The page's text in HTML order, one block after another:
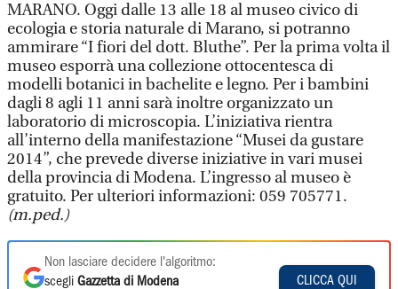
MARANO. Oggi dalle 13 alle 18 al museo civico di
ecologia e storia naturale di Marano, si potranno
ammirare “I fiori del dott. Bluthe”. Per la prima volta il
museo esporrà una collezione ottocentesca di
modelli botanici in bachelite e legno. Per i bambini
dagli 8 agli 11 anni sarà inoltre organizzato un
laboratorio di microscopia. L’iniziativa rientra
all’interno della manifestazione “Musei da gustare
2014”, che prevede diverse iniziative in vari musei
della provincia di Modena. L’ingresso al museo è
gratuito. Per ulteriori informazioni: 059 705771.
(m.ped.)
Non lasciare decidere l'algoritmo:
scegli Gazzetta di Modena
CLICCA QUI